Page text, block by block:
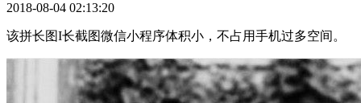
2018-08-04 02:13:20
该拼长图I长截图微信小程序体积小，不占用手机过多空间。